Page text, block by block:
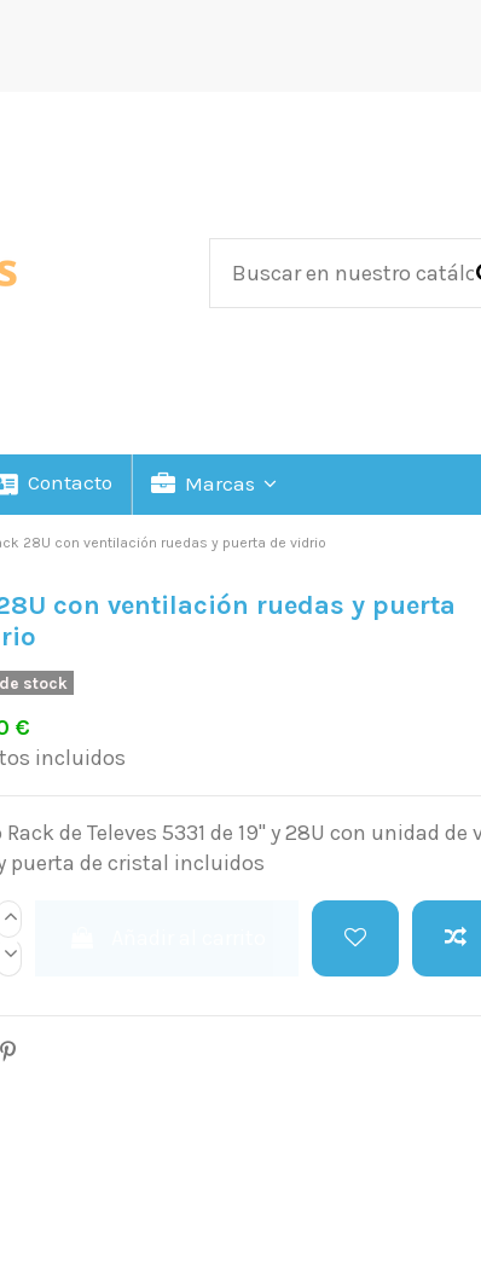
Contacto Marcas
28U con ventilación ruedas y puerta de vidrio
con ventilación ruedas y puerta
stock
€
incluidos
de Televes 5331 de 19" y 28U con unidad
puerta de cristal incluidos